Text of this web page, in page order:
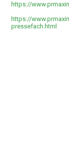
https://
https://
pressefach.html